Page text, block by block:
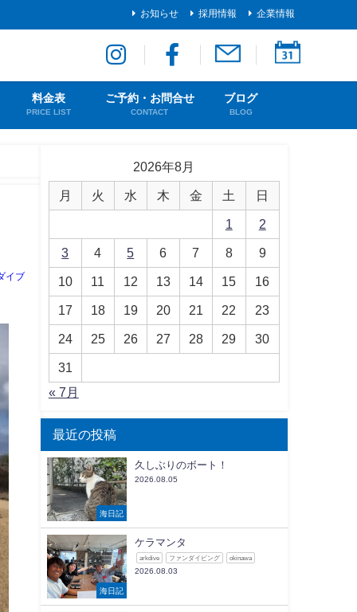
お知らせ 採用情報 企業情報
料金表
PRICE LIST
ご予約・お問合せ
CONTACT
ブログ
BLOG
イブ
2026年8月
月 火 水 木 金 土 日
1 2
3 4 5 6 7 8 9
10 11 12 13 14 15 16
17 18 19 20 21 22 23
24 25 26 27 28 29 30
31
« 7月
最近の投稿
海日記
久しぶりのボート！
2026.08.05
海日記
ケラマンタ
arkdive ファンダイビング okinawa
2026.08.03